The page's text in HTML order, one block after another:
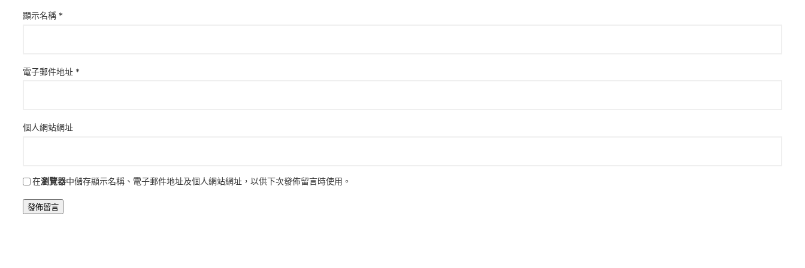
顯示名稱 *
電子郵件地址 *
個人網站網址
在瀏覽器中儲存顯示名稱、電子郵件地址及個人網站網址，以供下次發佈留言時使用。